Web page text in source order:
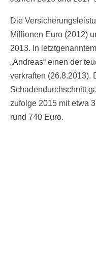
Die
Millionen Euro (2012)
2013. In
„Andreas“ einen der
verkraften (26.8.2013).
Schadendurchschnitt
zufolge 2015 mit etwa
rund 740 Euro.